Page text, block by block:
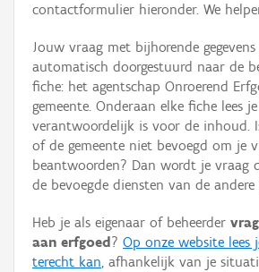
Aanduidingsobject
Waarneming
Thema
Gebeurtenis
Persoon of collectief
Hergebruik
contactformulier hieronder. We
Jouw vraag met bijhorende
automatisch doorgestuurd naar de
fiche: het agentschap Onroerend
gemeente. Onderaan elke fiche lees
verantwoordelijk is voor de inhoud.
of de gemeente niet bevoegd om je
beantwoorden? Dan wordt je vraag
de bevoegde diensten van de
Heb je als eigenaar of beheerder
aan erfgoed ? Op onze website lees
terecht kan, afhankelijk van je